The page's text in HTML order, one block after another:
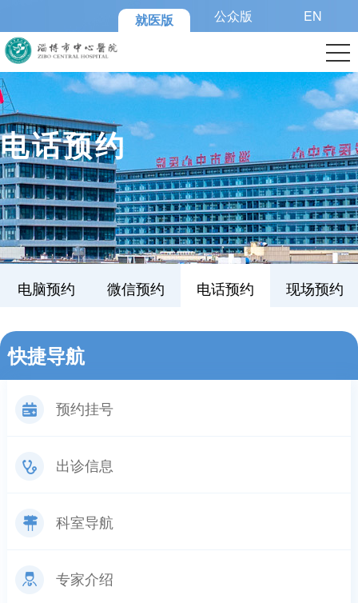
就医版 公众版 EN
电话预约
电脑预约 微信预约 电话预约 现场预约
快捷导航
预约挂号
出诊信息
科室导航
专家介绍